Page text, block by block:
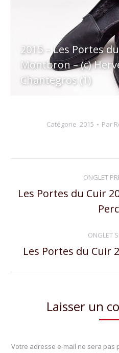
2015 – Les Portes
Montbron – (c)
Chantegros (1)
Catégorie 2015 Par
Navigation
de
commentaire
ONGLET
Les Portes du Cuir
ONGLET
Les Portes du Cuir
Laisser un
Votre adresse e-mail ne sera pas